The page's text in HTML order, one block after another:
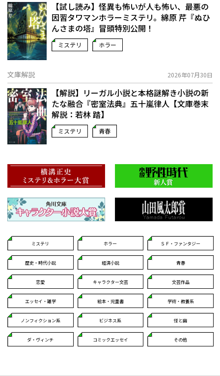
【試し読み】怪異も怖いが人も怖い、最悪の
因習タワマンホラーミステリ。綿原 芹『ぬひ
んさまの塔』冒頭特別公開！
ミステリ ホラー
文庫解説 2026年07月30日
【解説】リーガル小説と本格謎解き小説の新
たな融合――『密室法典』五十嵐律人【文庫巻末
解説：若林 踏】
ミステリ 青春
ミステリ ホラー ＳＦ・ファンタジー
歴史・時代小説 経済小説 青春
恋愛 キャラクター文芸 文芸作品
エッセイ・雑学 絵本・児童書 学術・教養系
ノンフィクション系 ビジネス系 怪と幽
ダ・ヴィンチ コミックエッセイ その他